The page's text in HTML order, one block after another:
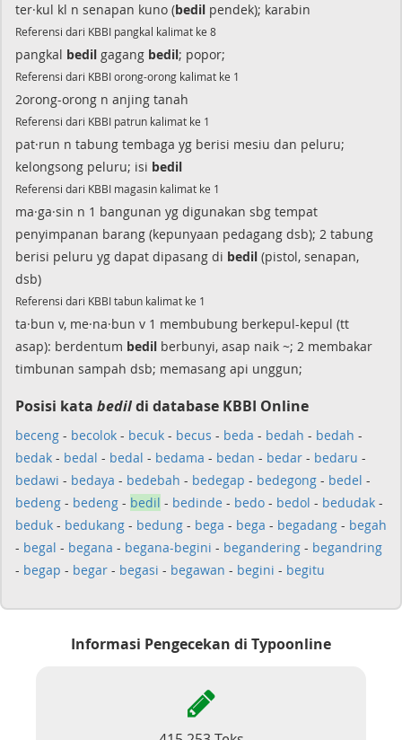
ter·kul kl n senapan kuno (bedil pendek); karabin
Referensi dari KBBI pangkal kalimat ke 8
pangkal bedil gagang bedil; popor;
Referensi dari KBBI orong-orong kalimat ke 1
2orong-orong n anjing tanah
Referensi dari KBBI patrun kalimat ke 1
pat·run n tabung tembaga yg berisi mesiu dan peluru;
kelongsong peluru; isi bedil
Referensi dari KBBI magasin kalimat ke 1
ma·ga·sin n 1 bangunan yg digunakan sbg tempat
penyimpanan barang (kepunyaan pedagang dsb); 2 tabung
berisi peluru yg dapat dipasang di bedil (pistol, senapan,
dsb)
Referensi dari KBBI tabun kalimat ke 1
ta·bun v, me·na·bun v 1 membubung berkepul-kepul (tt
asap): berdentum bedil berbunyi, asap naik ~; 2 membakar
timbunan sampah dsb; memasang api unggun;
Posisi kata bedildi database KBBI Online
beceng - becolok - becuk - becus - beda - bedah - bedah -
bedak - bedal - bedal - bedama - bedan - bedar - bedaru -
bedawi - bedaya - bedebah - bedegap - bedegong - bedel -
bedeng - bedeng - bedil - bedinde - bedo - bedol - bedudak -
beduk - bedukang - bedung - bega - bega - begadang - begah
- begal - begana - begana-begini - begandering - begandring
- begap - begar - begasi - begawan - begini - begitu
Informasi Pengecekan di Typoonline